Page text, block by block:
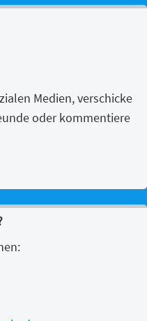
Medien, verschicke
oder kommentiere